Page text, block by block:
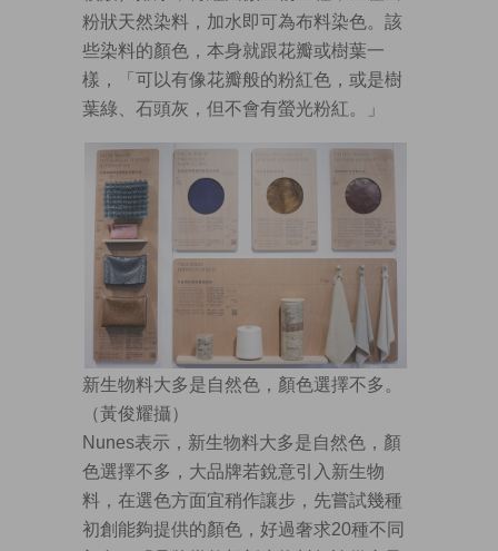
粉狀天然染料，加水即可為布料染色。該
些染料的顏色，本身就跟花瓣或樹葉一
樣，「可以有像花瓣般的粉紅色，或是樹
葉綠、石頭灰，但不會有螢光粉紅。」
新生物料大多是自然色，顏色選擇不多。
（黃俊耀攝）
Nunes表示，新生物料大多是自然色，顏
色選擇不多，大品牌若銳意引入新生物
料，在選色方面宜稍作讓步，先嘗試幾種
初創能夠提供的顏色，好過奢求20種不同